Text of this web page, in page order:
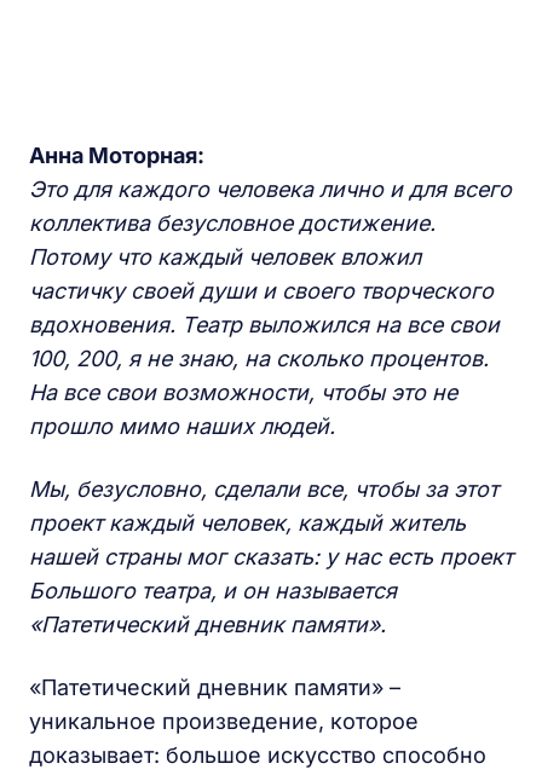
Анна Моторная:
Это для каждого человека лично и для всего
коллектива безусловное достижение.
Потому что каждый человек вложил
частичку своей души и своего творческого
вдохновения. Театр выложился на все свои
100, 200, я не знаю, на сколько процентов.
На все свои возможности, чтобы это не
прошло мимо наших людей.
Мы, безусловно, сделали все, чтобы за этот
проект каждый человек, каждый житель
нашей страны мог сказать: у нас есть проект
Большого театра, и он называется
«Патетический дневник памяти».
«Патетический дневник памяти» –
уникальное произведение, которое
доказывает: большое искусство способно